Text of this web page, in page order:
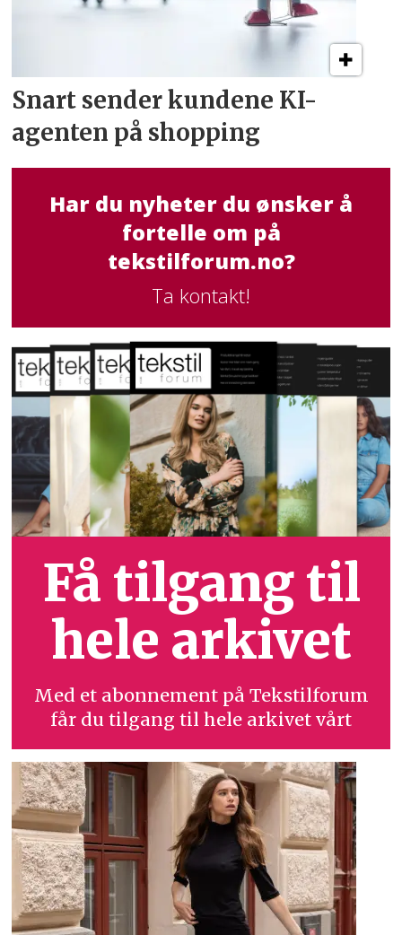
Snart sender kundene KI-
agenten på shopping
Har du nyheter du ønsker å
fortelle om på
tekstilforum.no?
Ta kontakt!
Få tilgang til
hele arkivet
Med et abonnement på Tekstilforum
får du tilgang til hele arkivet vårt